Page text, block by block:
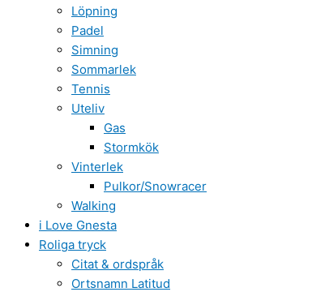
Löpning
Padel
Simning
Sommarlek
Tennis
Uteliv
Gas
Stormkök
Vinterlek
Pulkor/Snowracer
Walking
i Love Gnesta
Roliga tryck
Citat & ordspråk
Ortsnamn Latitud